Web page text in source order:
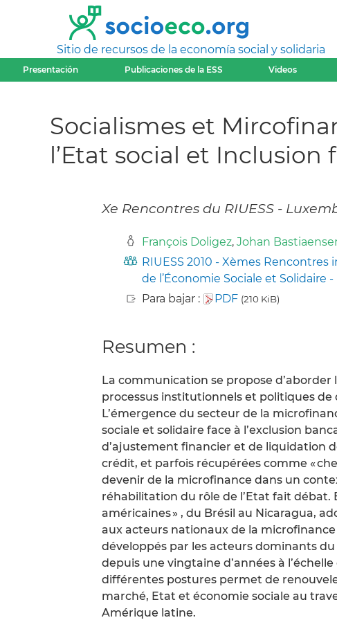
Sitio de recursos de la economía social y solidaria
Presentación Publicaciones de la ESS Videos
Socialismes et
l’Etat social et
Xe Rencontres du RIUESS -
François Doligez, Johan
RIUESS 2010 - Xèmes
de l’Économie Sociale et Solidaire
Para bajar :
PDF (210 KiB)
Resumen :
La communication se propose
processus institutionnels et politiques
L’émergence du secteur de la
sociale et solidaire face à l’exclusion
d’ajustement financier et de liquidation
crédit, et parfois récupérées comme «
devenir de la microfinance dans un
réhabilitation du rôle de l’Etat fait débat.
américaines » , du Brésil au Nicaragua,
aux acteurs nationaux de la
développés par les acteurs dominants
depuis une vingtaine d’années à
différentes postures permet de
marché, Etat et économie sociale au
Amérique latine.